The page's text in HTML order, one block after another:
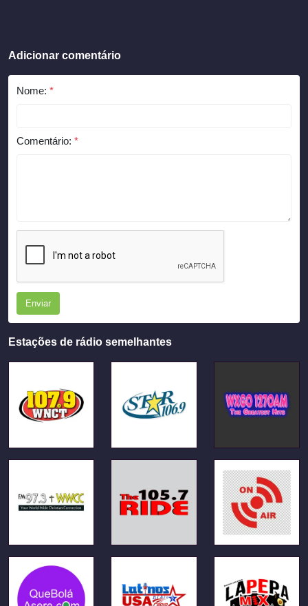
Adicionar comentário
Nome: *
Comentário: *
Enviar
Estações de rádio semelhantes